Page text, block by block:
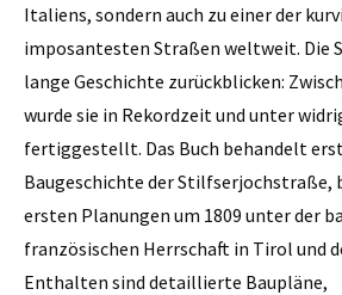
Italiens, sondern auch zu einer der
imposantesten Straßen weltweit. Die
lange Geschichte zurückblicken:
wurde sie in Rekordzeit und unter
fertiggestellt. Das Buch behandelt
Baugeschichte der Stilfserjochstraße,
ersten Planungen um 1809 unter der
französischen Herrschaft in Tirol und
Enthalten sind detaillierte Baupläne,